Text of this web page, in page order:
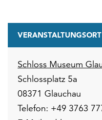
VERANSTALTUNGSORT
Schloss Museum
Schlossplatz 5a
08371 Glauchau
Telefon: +49 3763